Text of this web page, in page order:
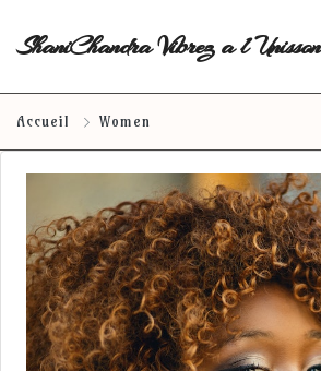
ShaniChandra Vibrez a l Unisson
Accueil Women